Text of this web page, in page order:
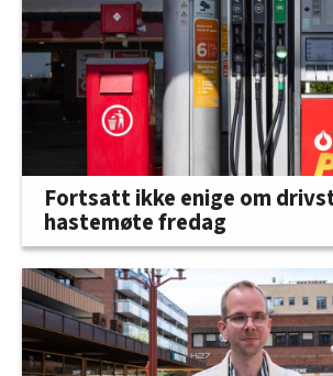
Fortsatt ikke enige om
hastemøte fredag